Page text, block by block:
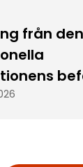
från den